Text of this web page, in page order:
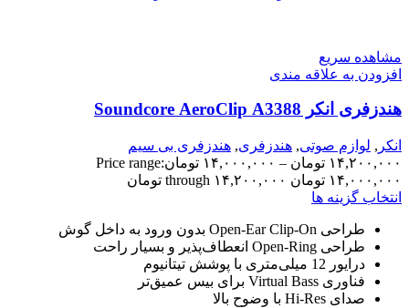
مشاهده سریع
افزودن به علاقه مندی
هندزفری انکر Soundcore AeroClip A3388
انکر , لوازم صوتی, هندزفری, هندزفری بی سیم
۱۴,۲۰۰,۰۰۰ تومان – ۱۴,۰۰۰,۰۰۰ تومانPrice range:
۱۴,۰۰۰,۰۰۰ تومان through ۱۴,۲۰۰,۰۰۰ تومان
انتخاب گزینه ها
طراحی Open-Ear Clip-On بدون ورود به داخل گوش
طراحی Open-Ring انعطاف‌پذیر و بسیار راحت
درایور 12 میلی‌متری با پوشش تیتانیوم
فناوری Virtual Bass برای بیس عمیق‌تر
صدای Hi-Res با وضوح بالا